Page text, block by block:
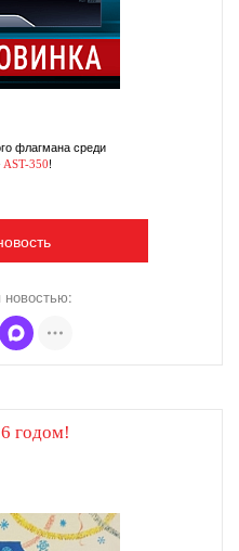
флагмана среди
AST-350!
новостью:
годом!